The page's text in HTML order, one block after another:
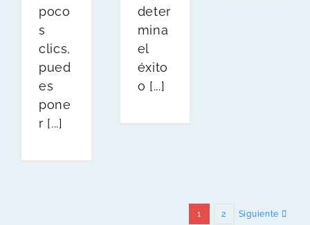
poco
s
clics,
pued
es
pone
r [...]
deter
mina
el
éxito
o [...]
1 2 Siguiente